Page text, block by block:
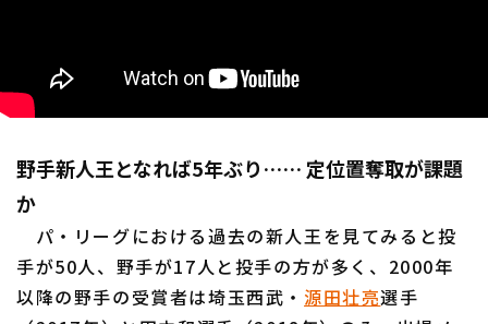
野手新人王となれば5年ぶり…… 定位置奪取が課題
か
パ・リーグにおける過去の新人王を見てみると投
手が50人、野手が17人と投手の方が多く、2000年
以降の野手の受賞者は埼玉西武・ 源田壮亮選手